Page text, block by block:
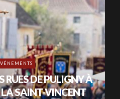
RUES DE PULIGNY À
LA SAINT-VINCENT